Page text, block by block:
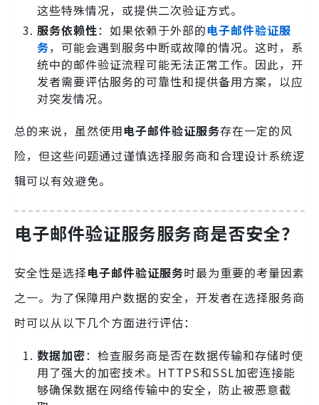
这些特殊情况，或提供二次验证方式。
服务依赖性：如果依赖于外部的电子邮件验证服
务，可能会遇到服务中断或故障的情况。这时，系
统中的邮件验证流程可能无法正常工作。因此，开
发者需要评估服务的可靠性和提供备用方案，以应
对突发情况。
总的来说，虽然使用电子邮件验证服务存在一定的风
险，但这些问题通过谨慎选择服务商和合理设计系统逻
辑可以有效避免。
电子邮件验证服务服务商是否安全？
安全性是选择电子邮件验证服务时最为重要的考量因素
之一。为了保障用户数据的安全，开发者在选择服务商
时可以从以下几个方面进行评估：
数据加密：检查服务商是否在数据传输和存储时使
用了强大的加密技术。HTTPS和SSL加密连接能
够确保数据在网络传输中的安全，防止被恶意截